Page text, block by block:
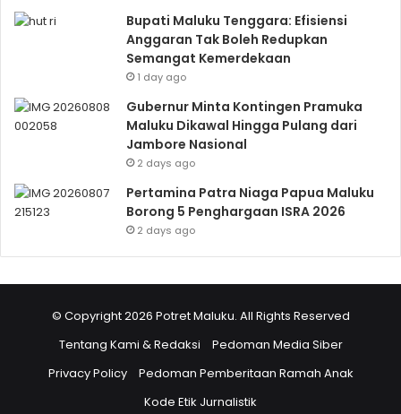
Bupati Maluku Tenggara: Efisiensi
Anggaran Tak Boleh Redupkan
Semangat Kemerdekaan
1 day ago
Gubernur Minta Kontingen Pramuka
Maluku Dikawal Hingga Pulang dari
Jambore Nasional
2 days ago
Pertamina Patra Niaga Papua Maluku
Borong 5 Penghargaan ISRA 2026
2 days ago
© Copyright 2026 Potret Maluku. All Rights Reserved
Tentang Kami & Redaksi
Pedoman Media Siber
Privacy Policy
Pedoman Pemberitaan Ramah Anak
Kode Etik Jurnalistik